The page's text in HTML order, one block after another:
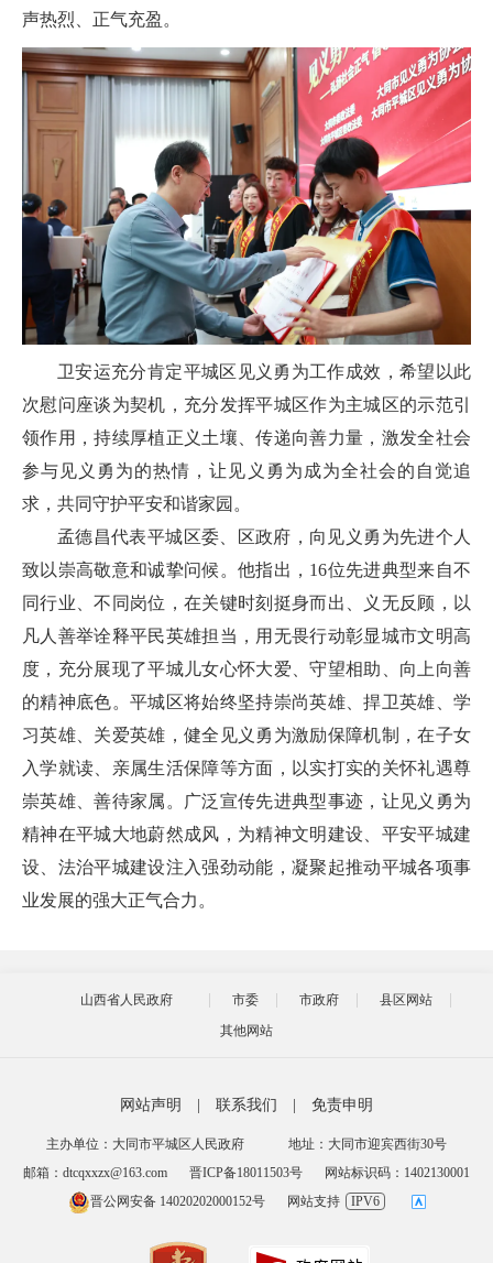
声热烈、正气充盈。
卫安运充分肯定平城区见义勇为工作成效，希望以此
次慰问座谈为契机，充分发挥平城区作为主城区的示范引
领作用，持续厚植正义土壤、传递向善力量，激发全社会
参与见义勇为的热情，让见义勇为成为全社会的自觉追
求，共同守护平安和谐家园。
孟德昌代表平城区委、区政府，向见义勇为先进个人
致以崇高敬意和诚挚问候。他指出，16位先进典型来自不
同行业、不同岗位，在关键时刻挺身而出、义无反顾，以
凡人善举诠释平民英雄担当，用无畏行动彰显城市文明高
度，充分展现了平城儿女心怀大爱、守望相助、向上向善
的精神底色。平城区将始终坚持崇尚英雄、捍卫英雄、学
习英雄、关爱英雄，健全见义勇为激励保障机制，在子女
入学就读、亲属生活保障等方面，以实打实的关怀礼遇尊
崇英雄、善待家属。广泛宣传先进典型事迹，让见义勇为
精神在平城大地蔚然成风，为精神文明建设、平安平城建
设、法治平城建设注入强劲动能，凝聚起推动平城各项事
业发展的强大正气合力。
山西省人民政府 市委 市政府
县区网站
其他网站
网站声明 | 联系我们 | 免责申明
主办单位：大同市平城区人民政府
地址：大同市迎宾西街30号
邮箱：dtcqxxzx@163.com
晋ICP备18011503号
网站标识码：1402130001
晋公网安备 14020202000152号
网站支持 IPV6